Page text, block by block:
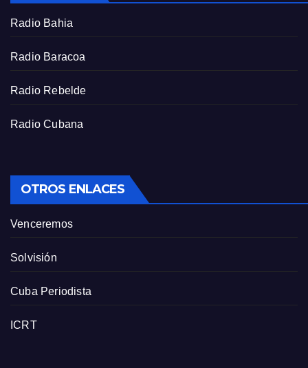
Radio Bahia
Radio Baracoa
Radio Rebelde
Radio Cubana
OTROS ENLACES
Venceremos
Solvisión
Cuba Periodista
ICRT